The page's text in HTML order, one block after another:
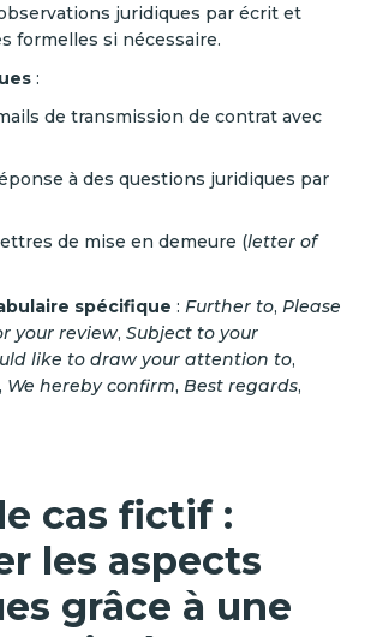
juridiques par écrit et
formelles si nécessaire.
:
de transmission de contrat avec
à des questions juridiques par
de mise en demeure (letter of
spécifique : Further to, Please
your review, Subject to your
like to draw your attention to,
, We hereby confirm, Best regards,
cas fictif :
les aspects
grâce à une